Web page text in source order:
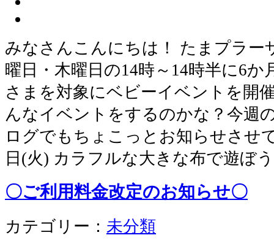
みなさんこんにちは！ たまプラー
曜日・木曜日の14時～14時半に6
さまを対象にベビーイベントを開
んなイベントをするのかな？今週
ログでもちょこっとお知らせさせ
日(火) カラフルな大きな布で遊ぼ
〇ご利用料金改定のお知らせ〇
カテゴリー： 未分類